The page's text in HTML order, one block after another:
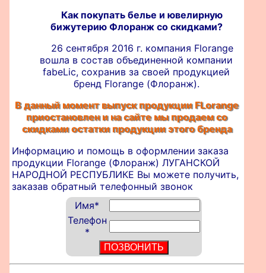
Как покупать белье и ювелирную
бижутерию Флоранж со скидками?
26 сентября 2016 г. компания Florange
вошла в состав объединенной компании
fabeLic, сохранив за своей продукцией
бренд Florange (Флоранж).
В данный момент выпуск продукции FLorange
приостановлен и на сайте мы продаем со
скидками остатки продукции этого бренда
Информацию и помощь в оформлении заказа
продукции Florange (Флоранж) ЛУГАНСКОЙ
НАРОДНОЙ РЕСПУБЛИКЕ Вы можете получить,
заказав обратный телефонный звонок
Имя*
Телефон
*